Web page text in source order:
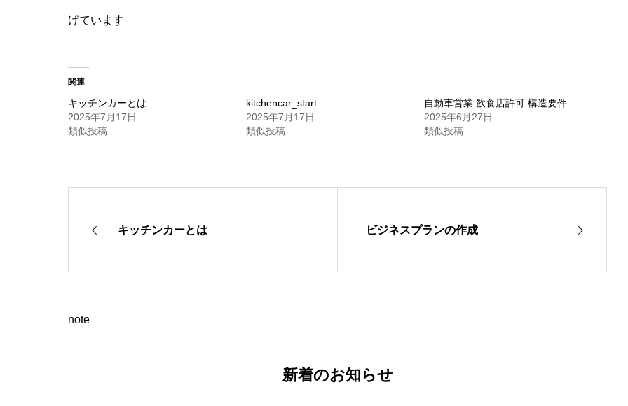
げています
関連
キッチンカーとは
2025年7月17日
類似投稿
kitchencar_start
2025年7月17日
類似投稿
自動車営業 飲食店許可 構造要件
2025年6月27日
類似投稿
キッチンカーとは ビジネスプランの作成
note
新着のお知らせ